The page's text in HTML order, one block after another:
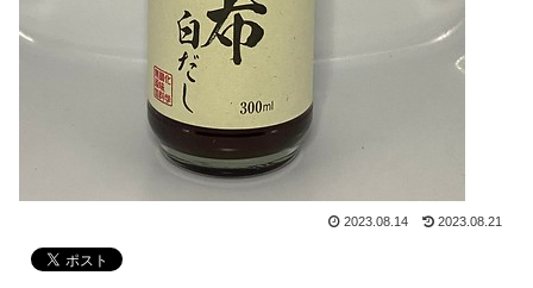
2023.08.14 2023.08.21